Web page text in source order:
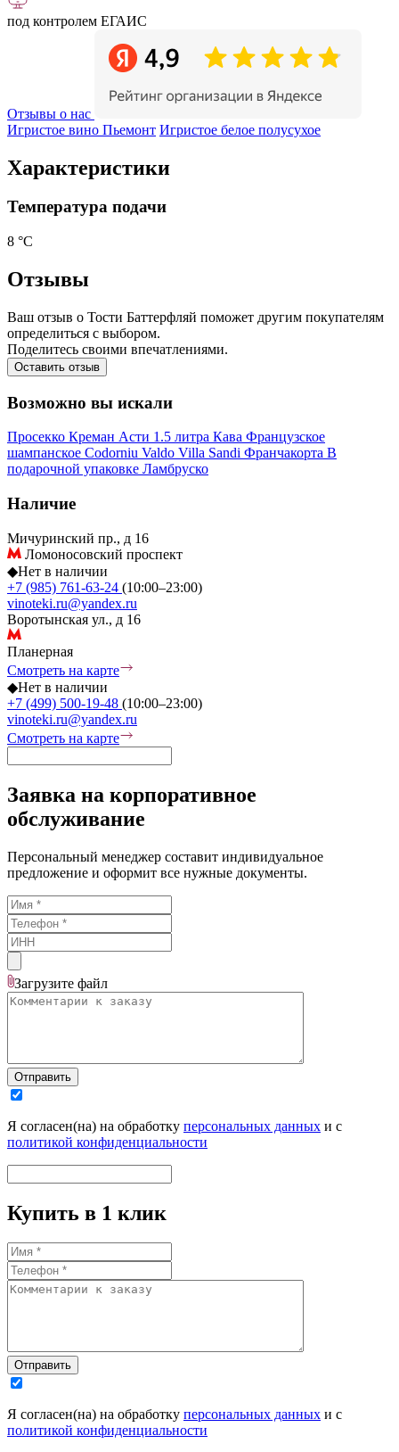
под контролем ЕГАИС
Отзывы о нас
Игристое вино Пьемонт Игристое белое полусухое
Характеристики
Температура подачи
8 °С
Отзывы
Ваш отзыв о Тости Баттерфляй поможет другим покупателям
определиться с выбором.
Поделитесь своими впечатлениями.
Оставить отзыв
Возможно вы искали
Просекко Креман Асти 1.5 литра Кава Французское
шампанское Codorniu Valdo Villa Sandi Франчакорта В
подарочной упаковке Ламбруско
Наличие
Мичуринский пр., д 16
Ломоносовский проспект
◆Нет в наличии
+7 (985) 761-63-24 (10:00–23:00)
vinoteki.ru@yandex.ru
Воротынская ул., д 16
Планерная
Смотреть на карте
◆Нет в наличии
+7 (499) 500-19-48 (10:00–23:00)
vinoteki.ru@yandex.ru
Смотреть на карте
Заявка на корпоративное
обслуживание
Персональный менеджер составит индивидуальное
предложение и оформит все нужные документы.
Загрузите файл
Отправить
Я согласен(на) на обработку персональных данных и с
политикой конфиденциальности
Купить в 1 клик
Отправить
Я согласен(на) на обработку персональных данных и с
политикой конфиденциальности